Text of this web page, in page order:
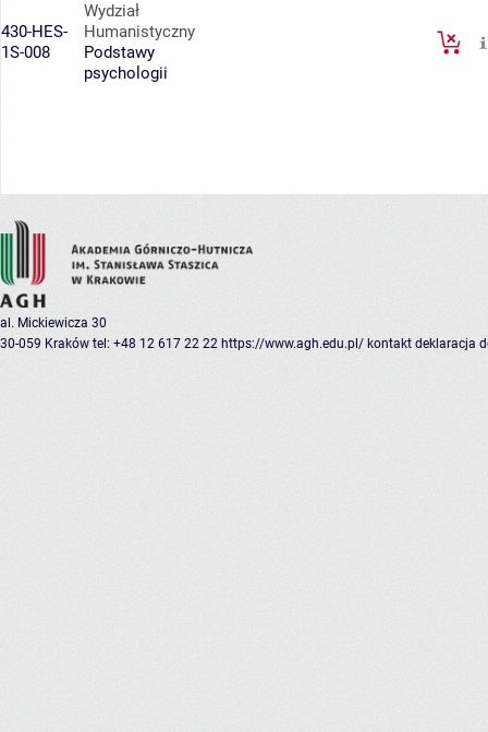
430-HES-
1S-008
Wydział
Humanistyczny
Podstawy
psychologii
al. Mickiewicza 30
30-059 Kraków tel: +48 12 617 22 22 https://www.agh.edu.pl/ kontakt deklaracja